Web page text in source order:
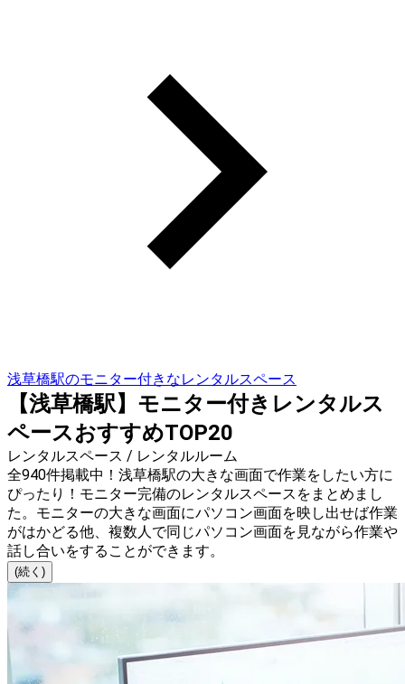
浅草橋駅のモニター付きなレンタルスペース
【浅草橋駅】モニター付きレンタルス
ペースおすすめTOP20
レンタルスペース / レンタルルーム
全940件掲載中！浅草橋駅の大きな画面で作業をしたい方に
ぴったり！モニター完備のレンタルスペースをまとめまし
た。モニターの大きな画面にパソコン画面を映し出せば作業
がはかどる他、複数人で同じパソコン画面を見ながら作業や
話し合いをすることができます。
(続く)